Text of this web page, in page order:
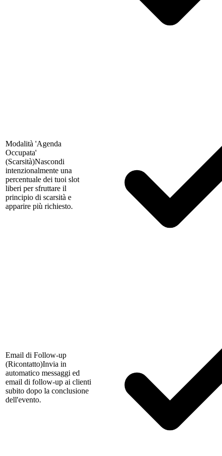
Modalità 'Agenda
Occupata'
(Scarsità)Nascondi
intenzionalmente una
percentuale dei tuoi slot
liberi per sfruttare il
principio di scarsità e
apparire più richiesto.
Email di Follow-up
(Ricontatto)Invia in
automatico messaggi ed
email di follow-up ai clienti
subito dopo la conclusione
dell'evento.